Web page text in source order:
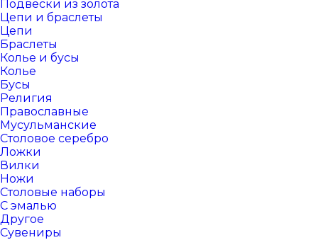
Подвески из золота
Цепи и браслеты
Цепи
Браслеты
Колье и бусы
Колье
Бусы
Религия
Православные
Мусульманские
Столовое серебро
Ложки
Вилки
Ножи
Столовые наборы
С эмалью
Другое
Сувениры